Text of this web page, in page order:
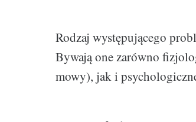
Rodzaj występującego
Bywają one zarówno
mowy), jak i